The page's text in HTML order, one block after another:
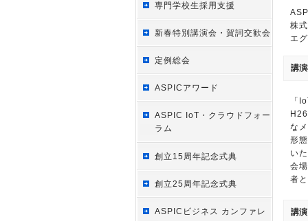
専門学校生採用支援
新春特別講演会・賀詞交歓会
定例総会
ASPICアワード
ASPIC IoT・クラウドフォー
ラム
創立15周年記念式典
創立25周年記念式典
ASPICビジネス カンファレ
株
エ
講
「
な
形
い
会
者
講